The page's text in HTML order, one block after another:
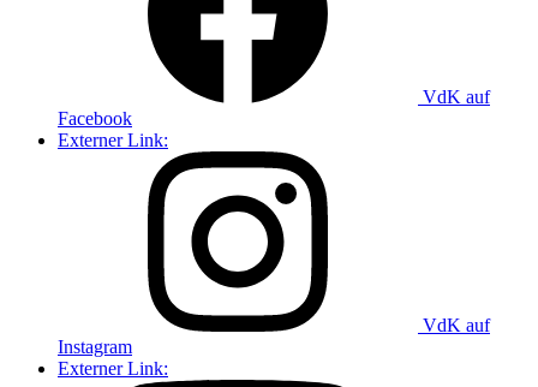
VdK auf
Facebook
Externer Link:
VdK auf
Instagram
Externer Link: